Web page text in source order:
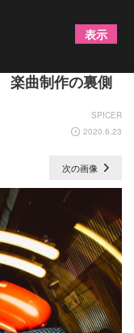
『オールナイ
楽曲制作の裏側
SPICER
2020.6.23
次の画像
表示